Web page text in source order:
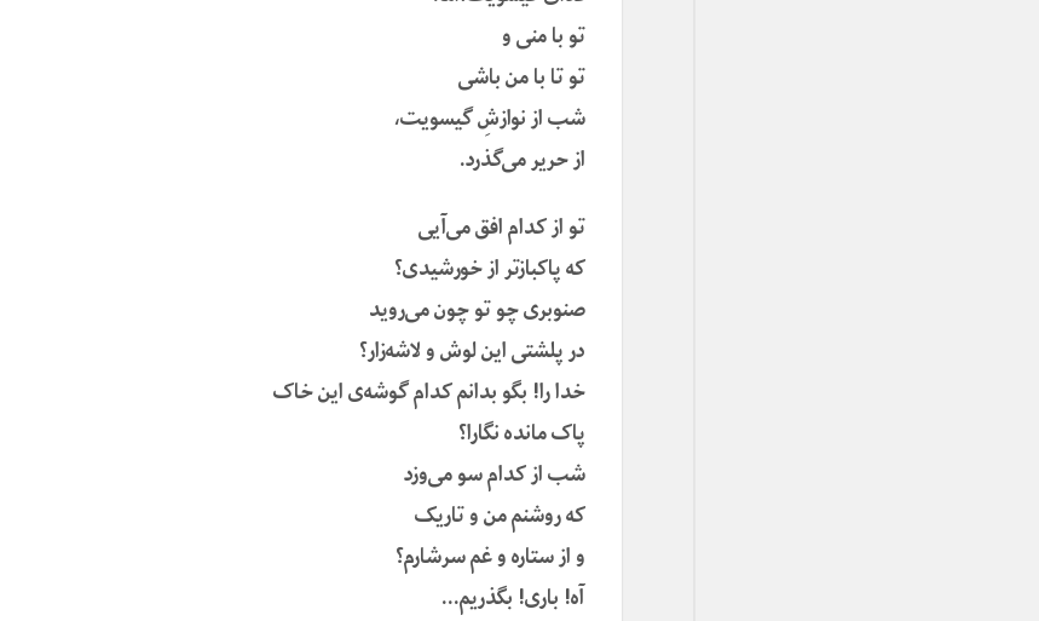
تو با منی و
تو تا با من باشی
شب از نوازشِ گیسویت،
از حریر می‌گذرد.
تو از کدام افق می‌آیی
که پاکبازتر از خورشیدی؟
صنوبری چو تو چون می‌روید
در پلشتی این لوش و لاشه‌زار؟
خدا را! بگو بدانم کدام گوشه‌ی این خاک
پاک مانده نگارا؟
شب از کدام سو می‌وزد
که روشنم من و تاریک
و از ستاره و غم سرشارم؟
آه! باری! بگذریم…